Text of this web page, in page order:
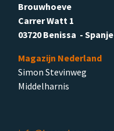
Brouwhoeve
Carrer Watt 1
03720 Benissa - Spanje
Magazijn Nederland
Simon Stevinweg
Middelharnis